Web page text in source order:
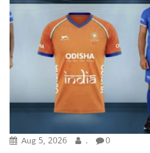
Aug 5, 2026 . 0